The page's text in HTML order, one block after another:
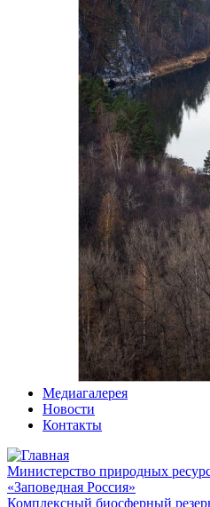
Медиагалерея
Новости
Контакты
Министерство природных
«Заповедная Россия»
Комплексный биосферный